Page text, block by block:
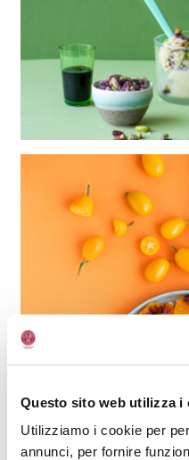
Questo sito web utilizza i
Utilizziamo i cookie per
annunci, per fornire